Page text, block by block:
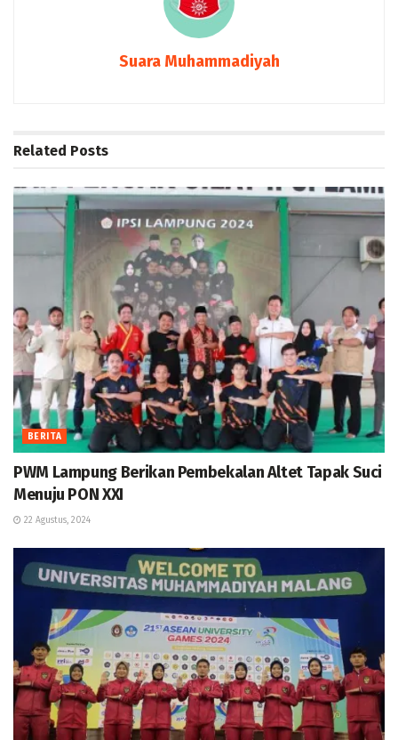
Suara Muhammadiyah
Related Posts
BERITA
PWM Lampung Berikan Pembekalan Altet Tapak Suci
Menuju PON XXI
22 Agustus, 2024